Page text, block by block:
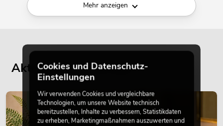
Mehr anzeigen
Aktuelle Blogbeiträge
DEKORATION
Cookies und Datenschutz-
Einstellungen
Wir verwenden Cookies und vergleichbare
Technologien, um unsere Website technisch
bereitzustellen, Inhalte zu verbessern, Statistikdaten
zu erheben, Marketingmaßnahmen auszuwerten und